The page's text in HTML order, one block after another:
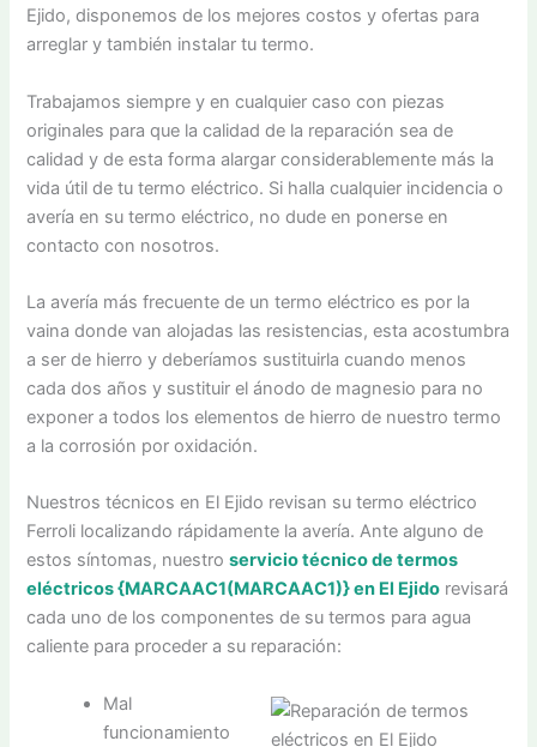
Ejido, disponemos de los mejores costos y ofertas para
arreglar y también instalar tu termo.
Trabajamos siempre y en cualquier caso con piezas
originales para que la calidad de la reparación sea de
calidad y de esta forma alargar considerablemente más la
vida útil de tu termo eléctrico. Si halla cualquier incidencia o
avería en su termo eléctrico, no dude en ponerse en
contacto con nosotros.
La avería más frecuente de un termo eléctrico es por la
vaina donde van alojadas las resistencias, esta acostumbra
a ser de hierro y deberíamos sustituirla cuando menos
cada dos años y sustituir el ánodo de magnesio para no
exponer a todos los elementos de hierro de nuestro termo
a la corrosión por oxidación.
Nuestros técnicos en El Ejido revisan su termo eléctrico
Ferroli localizando rápidamente la avería. Ante alguno de
estos síntomas, nuestroservicio técnico de termos
eléctricos {MARCAAC1(MARCAAC1)} en El Ejido revisará
cada uno de los componentes de su termos para agua
caliente para proceder a su reparación:
Mal
funcionamiento